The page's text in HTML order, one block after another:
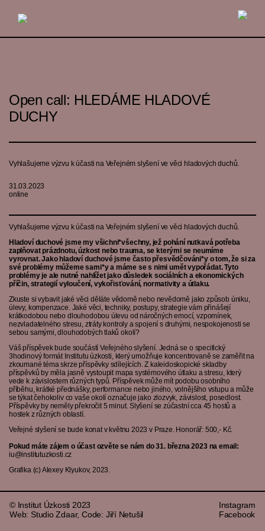
Open call: HLEDÁME HLADOVÉ
DUCHY
Vyhlašujeme výzvu k účasti na Veřejném slyšení ve věci hladových duchů.
31.03.2023
online
Vyhlašujeme výzvu k účasti na Veřejném slyšení ve věci hladových duchů.
Hladoví duchové jsme my všichni*všechny, jež pohání nutkavá potřeba
zaplňovat prázdnotu, úzkost nebo trauma, se kterými se neumíme
vyrovnat. Jako hladoví duchové jsme často přesvědčováni*y o tom, že si za
své problémy můžeme sami*y a máme se s nimi umět vypořádat. Tyto
problémy je ale nutné nahlížet jako důsledek sociálních a ekonomických
příčin, strategií vyloučení, vykořisťování, normativity a útlaku.
Zkuste si vybavit jaké věci děláte vědomě nebo nevědomě jako způsob úniku,
úlevy, kompenzace. Jaké věci, techniky, postupy, strategie vám přinášejí
krátkodobou nebo dlouhodobou úlevu od náročných emocí, vzpomínek,
nezvladatelného stresu, ztráty kontroly a spojení s druhými, nespokojenosti se
sebou samými, dlouhodobých tlaků okolí?
Váš příspěvek bude součástí Veřejného slyšení. Jedná se o specifický
3hodinový formát Institutu úzkosti, který umožňuje koncentrovaně se zaměřit na
zkoumané téma skrze příspěvky sdílejících. Z kaleidoskopické skladby
příspěvků by měla jasně vystoupit mapa systémového útlaku a stresu, který
vede k závislostem různých typů. Příspěvek může mít podobu osobního
příběhu, krátké přednášky, performance nebo jiného, volnějšího vstupu a může
se týkat čehokoliv co vaše okolí označuje jako zlozvyk, závislost, posedlost.
Příspěvky by neměly překročit 5 minut. Slyšení se zúčastní cca 45 hostů a
hostek z různých oblastí.
Veřejné slyšení se bude konat v květnu 2023 v Praze. Honorář: 500,- Kč.
Pokud máte zájem o účast ozvěte se nám do 31. března 2023 na email:
iu@institutuzkosti.cz
Grafika (c) Alexey Klyukov, 2023.
© Institut Úzkosti 2023
Web: Studio Zdaar, Code: Jiří Netušil
Instagram
Facebook